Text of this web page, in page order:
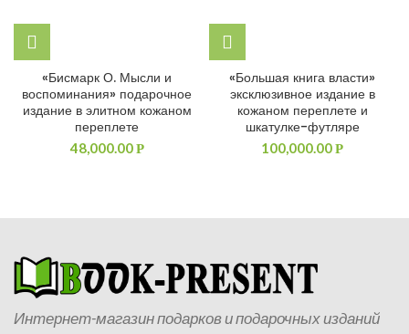
«Бисмарк О. Мысли и
воспоминания» подарочное
издание в элитном кожаном
переплете
48,000.00Р
«Большая книга власти»
эксклюзивное издание в
кожаном переплете и
шкатулке-футляре
100,000.00Р
Интернет-магазин подарков и подарочных изданий